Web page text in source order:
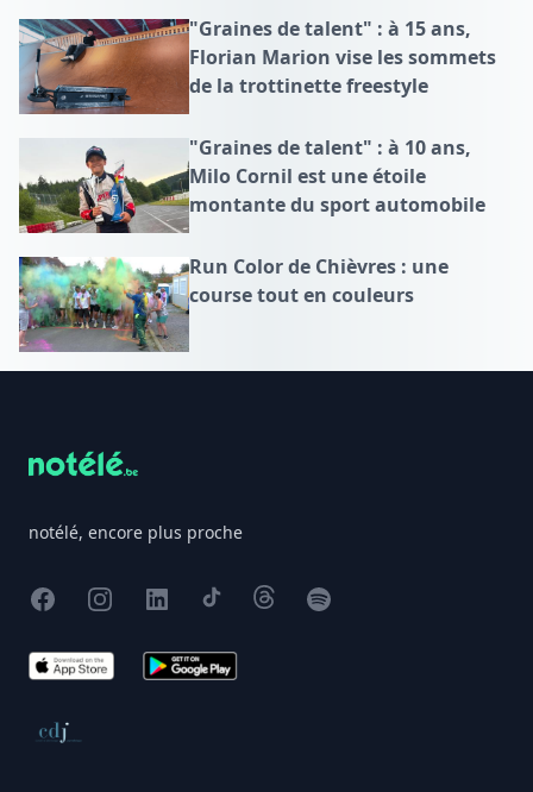
"Graines de talent" : à 15 ans,
Florian Marion vise les sommets
de la trottinette freestyle
"Graines de talent" : à 10 ans,
Milo Cornil est une étoile
montante du sport automobile
Run Color de Chièvres : une
course tout en couleurs
notélé, encore plus proche
FacebookInstagram
X TikTokThreadsSpotify
App Store Google Play
Conseil de déontologie journalistique